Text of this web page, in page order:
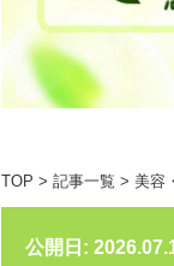
TOP > 記事一覧 > 美容
公開日: